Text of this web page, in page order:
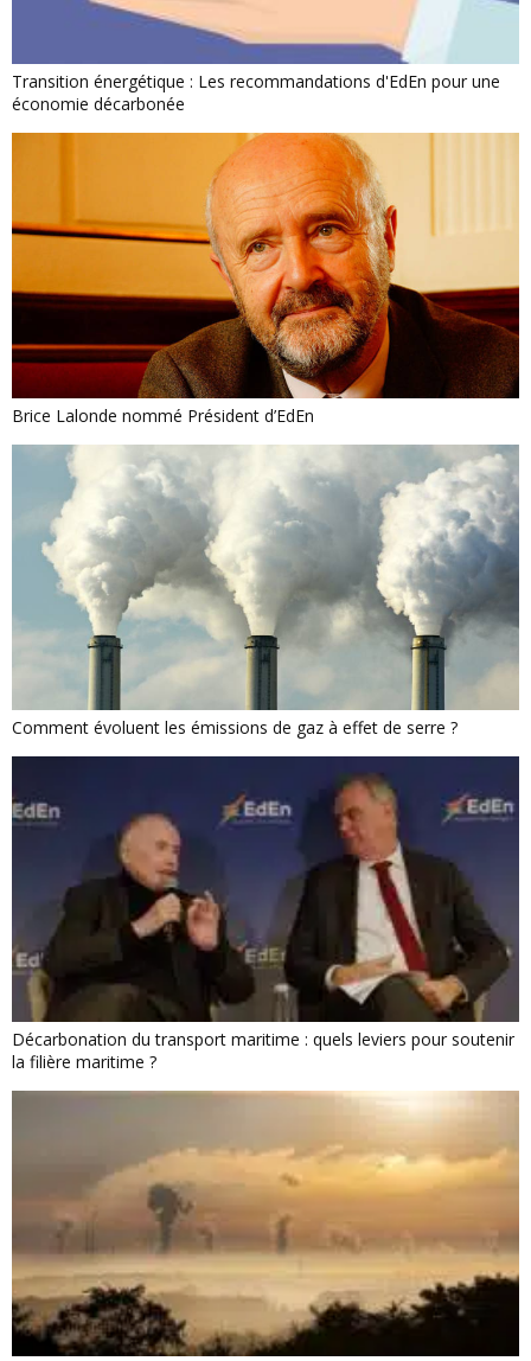
Transition énergétique : Les recommandations d'EdEn pour une
économie décarbonée
Brice Lalonde nommé Président d’EdEn
Comment évoluent les émissions de gaz à effet de serre ?
Décarbonation du transport maritime : quels leviers pour soutenir
la filière maritime ?